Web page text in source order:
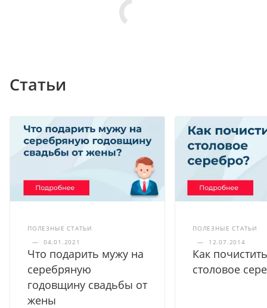
Статьи
ПОЛЕЗНЫЕ СТАТЬИ
—
04.01.2021
Что подарить мужу на
серебряную
годовщину свадьбы от
жены
ПОЛЕЗНЫЕ СТАТЬИ
—
12.07.2014
Как почистить
столовое